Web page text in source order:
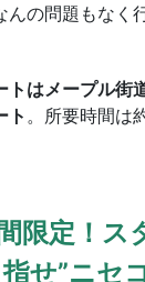
んの問題もなく
トはメープル
ト 。所要時間は
限定！ス
せ”ニセ